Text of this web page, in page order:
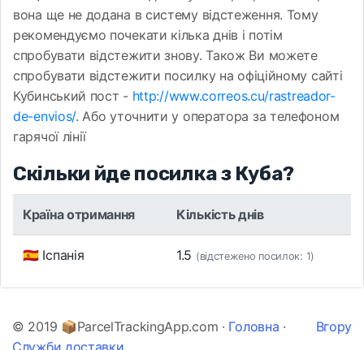
вона ще не додана в систему відстеження. Тому
рекомендуємо почекати кілька днів і потім
спробувати відстежити знову. Також Ви можете
спробувати відстежити посилку на офіційному сайті
Кубинський пост - http://www.correos.cu/rastreador-
de-envios/. Або уточнити у оператора за телефоном
гарячої лінії
Скільки йде посилка з Куба?
Країна отримання Кількість днів
🇪🇸 Іспанія 1.5 (відстежено посилок: 1)
Вгору
© 2019 📦ParcelTrackingApp.com · Головна ·
Служби доставки